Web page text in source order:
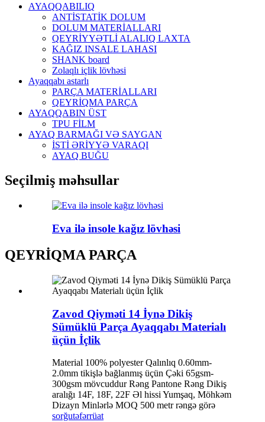
AYAQQABILIQ
ANTİSTATİK DOLUM
DOLUM MATERİALLARI
QEYRİYYƏTLİ ALALIQ LAXTA
KAĞIZ INSALE LAHASI
SHANK board
Zolaqlı içlik lövhəsi
Ayaqqabı astarlı
PARÇA MATERİALLARI
QEYRİQMA PARÇA
AYAQQABIN ÜST
TPU FİLM
AYAQ BARMAĞI VƏ SAYGAN
İSTİ ƏRİYYƏ VARAQI
AYAQ BUĞU
Seçilmiş məhsullar
Eva ilə insole kağız lövhəsi
QEYRİQMA PARÇA
Zavod Qiyməti 14 İynə Dikiş
Sümüklü Parça Ayaqqabı Materialı
üçün İçlik
Material 100% polyester Qalınlıq 0.60mm-
2.0mm tikişlə bağlanmış üçün Çəki 65gsm-
300gsm mövcuddur Rəng Pantone Rəng Dikiş
aralığı 14F, 18F, 22F Əl hissi Yumşaq, Möhkəm
Dizayn Minlərlə MOQ 500 metr rəngə görə
sorğutəfərrüat